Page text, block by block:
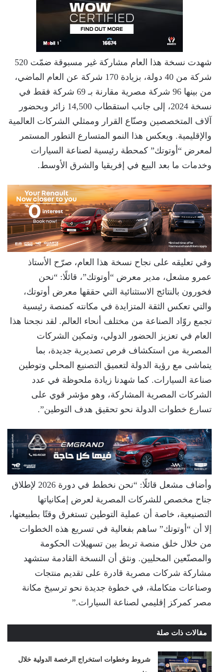
شهدت نسخة هذا العام مشاركة غير مسبوقة ضمّت 520
شركة من 40 دولة، بزيادة 170 شركة عن العام الماضي،
من بينها 96 شركة مصرية مقارنة بـ 69 شركة فقط في
نسخة 2024، إلى جانب استقطاب 14,500 زائر وبحضور
آلاف المتخصصين وصنّاع القرار وممثلي الشركات العالمية
والإقليمية. ويعكس هذا النمو المتسارع التطور المستمر
لمعرض “أوتوتك” كمحطة رئيسية لصناعة السيارات
وخدمات ما بعد البيع في إفريقيا والشرق الأوسط.
وفي تعليقه على نجاح نسخة هذا العام، صرّح الأستاذ
عمرو مشعل، مدير معرض “أوتوتك”، قائلًا: “نحن
فخورون بالنتائج الاستثنائية التي حققها معرض أوتوتك،
والتي تعكس الثقة المتزايدة في مكانته كمنصة رئيسية
تجمع روّاد الصناعة من مختلف أنحاء العالم. لقد نجحنا هذا
العام في تعزيز الحضور الدولي، وتمكين الشركات
المصرية من استكشاف فرص تصديرية جديدة، بما
يتماشى مع رؤية الدولة لتعميق التصنيع المحلي وتوطين
صناعة السيارات. كما شهدنا زيادة ملحوظة في عدد
الشركات المصرية المشاركة، وهو مؤشر قوي على
تسارع خطوات الدولة نحو تحقيق هدف التوطين”.
وأضاف مشعل قائلًا: “نحن نخطط في دورة 2026 لإطلاق
جناح مخصص للشركات المصرية لعرض إمكانياتها
التصنيعية، خاصة أن عملية التوطين تستغرق وقتًا بطبيعتها،
إلا أن “أوتوتك” ساهم بفعالية في تسريع هذه الخطوات
من خلال خلق منصة تربط بين تسهيلات الحكومة
والمصنّعين المحليين. ونثق أن النسخة القادمة ستشهد
مشاركة شركات مصرية قادرة على تقديم منتجات
وصناعات متكاملة، في خطوة جديدة نحو ترسيخ مكانة
مصر كمركز إقليمي لصناعة السيارات.”
مقالات ذات صلة
شروط وخطوات استخراج الرخصة الدولية خلال